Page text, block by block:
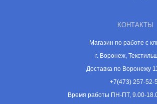
КОНТАКТЫ
Магазин по работе с
г. Воронеж,
Доставка по Воронежу
+7(473) 257-52-
Время работы ПН-ПТ, 9.00-